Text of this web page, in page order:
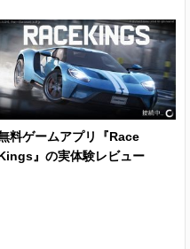
料ゲームアプリ『Race
』の実体験レビュー